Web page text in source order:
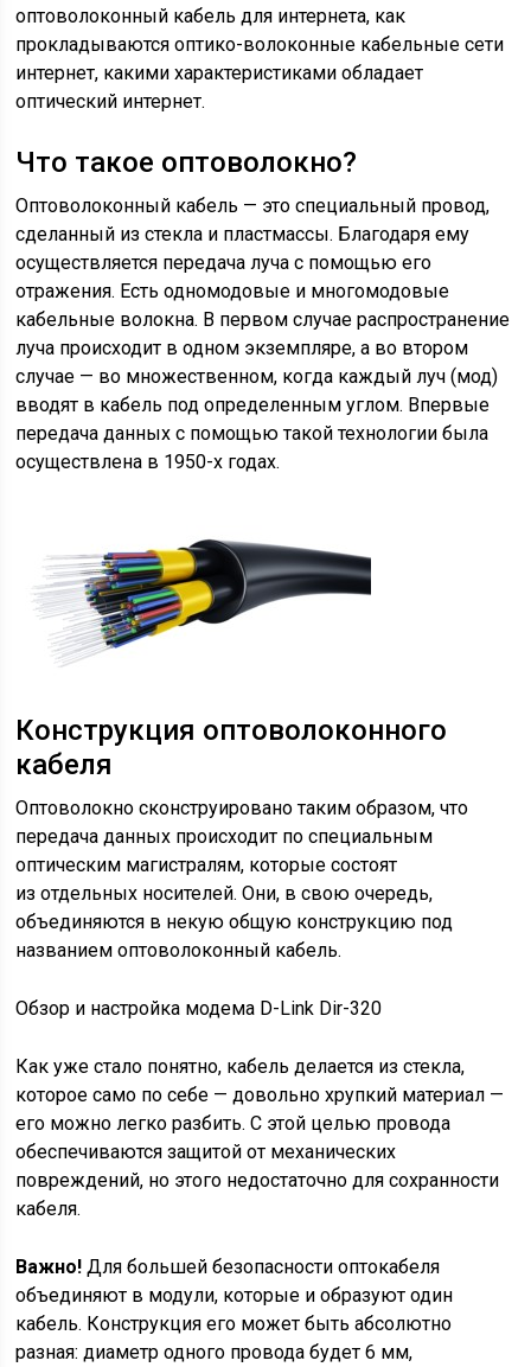
оптоволоконный кабель для интернета, как
прокладываются оптико-волоконные кабельные сети
интернет, какими характеристиками обладает
оптический интернет.
Что такое оптоволокно?
Оптоволоконный кабель — это специальный провод,
сделанный из стекла и пластмассы. Благодаря ему
осуществляется передача луча с помощью его
отражения. Есть одномодовые и многомодовые
кабельные волокна. В первом случае распространение
луча происходит в одном экземпляре, а во втором
случае — во множественном, когда каждый луч (мод)
вводят в кабель под определенным углом. Впервые
передача данных с помощью такой технологии была
осуществлена в 1950-х годах.
Конструкция оптоволоконного
кабеля
Оптоволокно сконструировано таким образом, что
передача данных происходит по специальным
оптическим магистралям, которые состоят
из отдельных носителей. Они, в свою очередь,
объединяются в некую общую конструкцию под
названием оптоволоконный кабель.
Обзор и настройка модема D-Link Dir-320
Как уже стало понятно, кабель делается из стекла,
которое само по себе — довольно хрупкий материал —
его можно легко разбить. С этой целью провода
обеспечиваются защитой от механических
повреждений, но этого недостаточно для сохранности
кабеля.
Важно! Для большей безопасности оптокабеля
объединяют в модули, которые и образуют один
кабель. Конструкция его может быть абсолютно
разная: диаметр одного провода будет 6 мм,